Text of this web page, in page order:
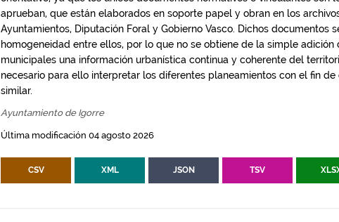
aprueban, que están elaborados en soporte papel y obran en los
Ayuntamientos, Diputación Foral y Gobierno Vasco. Dichos documentos
homogeneidad entre ellos, por lo que no se obtiene de la simple adición
municipales una información urbanística continua y coherente del
necesario para ello interpretar los diferentes planeamientos con el fin
similar.
Ayuntamiento de Igorre
Última modificación 04 agosto 2026
CSV XML JSON TSV